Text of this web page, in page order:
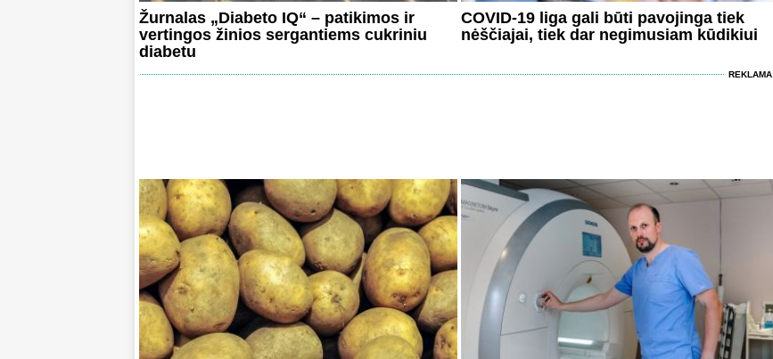
Žurnalas „Diabeto IQ“ – patikimos ir
vertingos žinios sergantiems cukriniu
diabetu
COVID-19 liga gali būti pavojinga tiek
nėščiajai, tiek dar negimusiam kūdikiui
REKLAMA